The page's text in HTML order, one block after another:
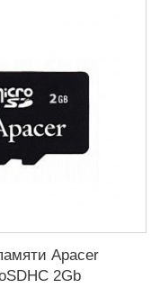
Apacer
2Gb